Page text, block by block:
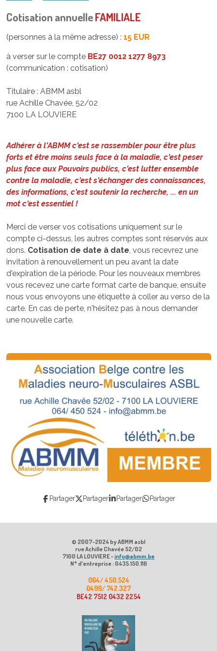
Cotisation annuelleFAMILIALE
(personnes à la même adresse) : 15 EUR
à verser sur le compte BE27 0012 1277 8973
(communication : cotisation)
Titulaire : ABMM asbl
rue Achille Chavée, 52/02
7100 LA LOUVIERE
Adhérer à l'ABMM c'est se rassembler pour être plus
forts et être moins seuls face à la maladie, c'est peser
plus face aux Pouvoirs publics, c'est lutter ensemble
contre la maladie, c'est s'échanger des connaissances,
des informations, c'est soutenir la recherche, ... en un
mot c'est essentiel !
Merci de verser vos cotisations uniquement sur le
compte ci-dessus, les autres comptes sont réservés aux
dons. Cotisation de date à date, vous recevrez une
invitation à renouvellement un peu avant la date
d'expiration de la période. Pour les nouveaux membres
vous recevez une carte format carte de banque, ensuite
nous vous envoyons une étiquette à coller au verso de la
carte. En cas de perte, n'hésitez pas à nous demander
une nouvelle carte.
Partager Partager Partager Partager
© 2007-2024 by ABMM asbl
rue Achille Chavée 52/02
7100 LA LOUVIERE -info@abmm.be
N° d'entreprise : 0435.150.116
064/ 450.524
0499/ 742.327
BE42 7512 0432 2254